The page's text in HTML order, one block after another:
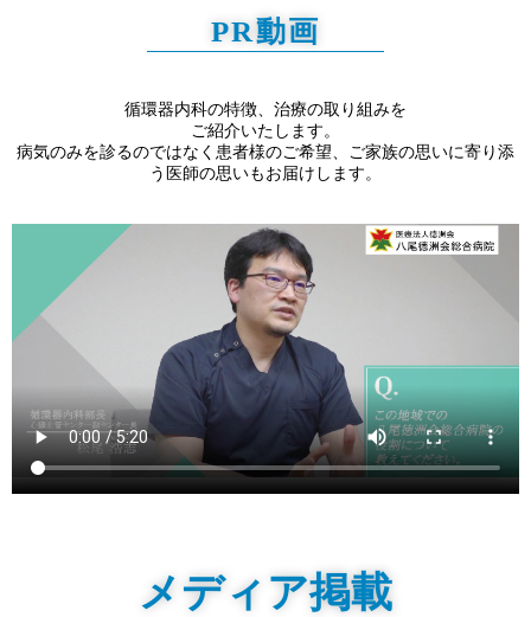
PR動画
循環器内科の特徴、治療の取り組みを
ご紹介いたします。
病気のみを診るのではなく患者様のご希望、ご家族の思いに寄り添
う医師の思いもお届けします。
メディア掲載